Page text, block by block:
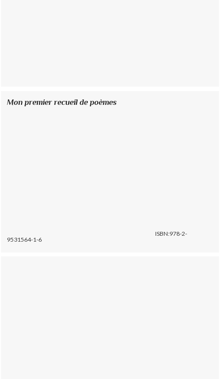
Mon premier recueil de poèmes
ISBN:978-2-
9531564-1-6